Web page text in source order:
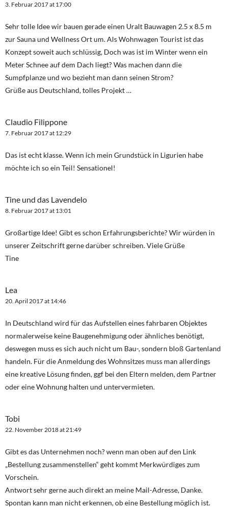
3. Februar 2017 at 17:00
Sehr tolle Idee wir bauen gerade einen Uralt Bauwagen 2.5 x 8.5 m
zur Sauna und Wellness Ort um. Als Wohnwagen Tourist ist das
Konzept soweit auch schlüssig, Doch was ist im Winter wenn ein
Meter Schnee auf dem Dach liegt? Was machen dann die
Sumpfplanze und wo bezieht man dann seinen Strom?
Grüße aus Deutschland, tolles Projekt …
Claudio Filippone
7. Februar 2017 at 12:29
Das ist echt klasse. Wenn ich mein Grundstück in Ligurien habe
möchte ich so ein Teil! Sensationel!
Tine und das Lavendelo
8. Februar 2017 at 13:01
Großartige Idee! Gibt es schon Erfahrungsberichte? Wir würden in
unserer Zeitschrift gerne darüber schreiben. Viele Grüße
Tine
Lea
20. April 2017 at 14:46
In Deutschland wird für das Aufstellen eines fahrbaren Objektes
normalerweise keine Baugenehmigung oder ähnliches benötigt,
deswegen muss es sich auch nicht um Bau-, sondern bloß Gartenland
handeln. Für die Anmeldung des Wohnsitzes muss man allerdings
eine kreative Lösung finden, ggf bei den Eltern melden, dem Partner
oder eine Wohnung halten und untervermieten.
Tobi
22. November 2018 at 21:49
Gibt es das Unternehmen noch? wenn man oben auf den Link
„Bestellung zusammenstellen“ geht kommt Merkwürdiges zum
Vorschein.
Antwort sehr gerne auch direkt an meine Mail-Adresse, Danke.
Spontan kann man nicht erkennen, ob eine Bestellung möglich ist.